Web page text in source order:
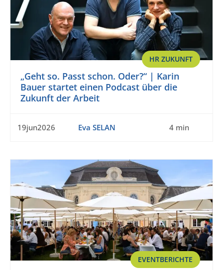
HR ZUKUNFT
„Geht so. Passt schon. Oder?“ | Karin
Bauer startet einen Podcast über die
Zukunft der Arbeit
19jun2026 Eva SELAN 4 min
EVENTBERICHTE